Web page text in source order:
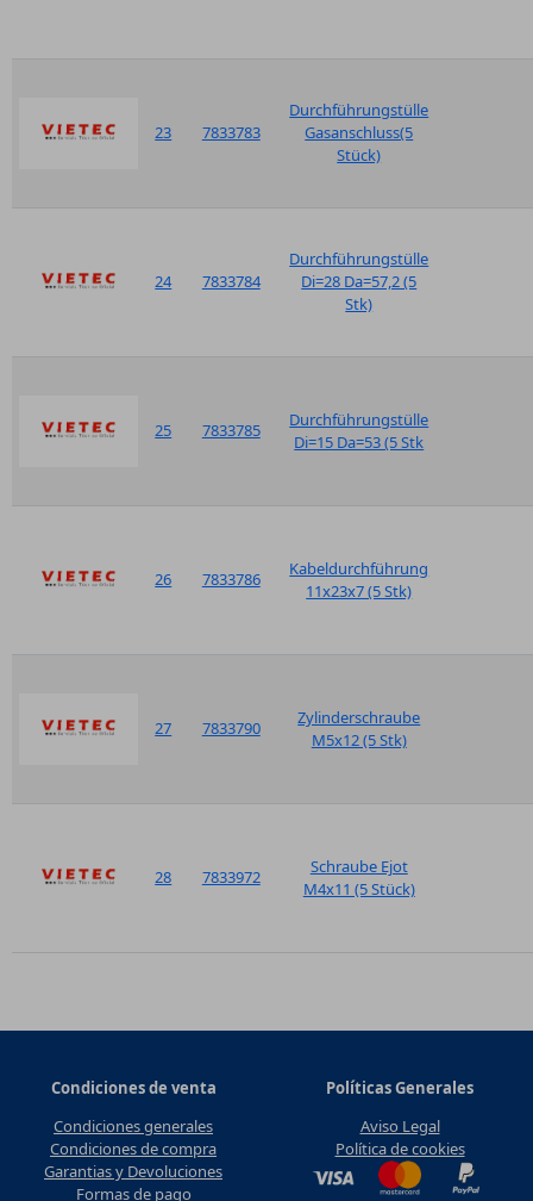
23 7833783
Durchführungstülle
Gasanschluss(5
Stück)
24 7833784
Durchführungstülle
Di=28 Da=57,2 (5
Stk)
25 7833785
Durchführungstülle
Di=15 Da=53 (5 Stk
26 7833786
Kabeldurchführung
11x23x7 (5 Stk)
27 7833790
Zylinderschraube
M5x12 (5 Stk)
28 7833972
Schraube Ejot
M4x11 (5 Stück)
Condiciones de venta
Condiciones generales
Condiciones de compra
Garantias y Devoluciones
Formas de pago
Políticas Generales
Aviso Legal
Política de cookies